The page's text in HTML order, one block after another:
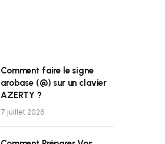
Comment faire le signe
arobase (@) sur un clavier
AZERTY ?
7 juillet 2026